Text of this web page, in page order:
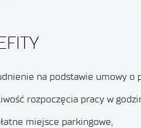
na podstawie umowy o
rozpoczęcia pracy w
miejsce parkingowe,